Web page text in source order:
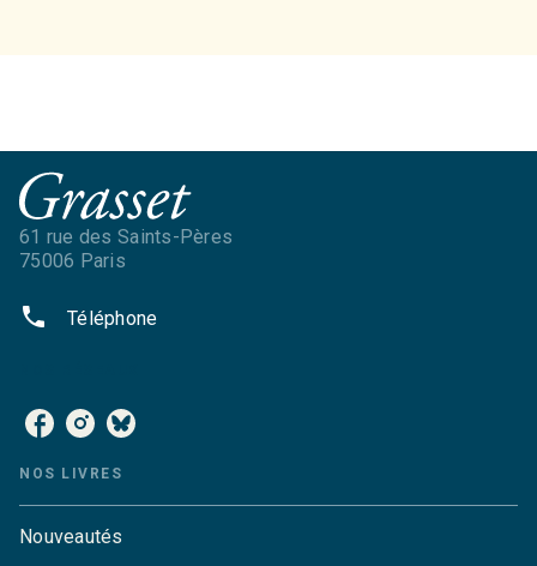
61 rue des Saints-Pères
75006 Paris
phone Téléphone
NOS LIVRES
Nouveautés